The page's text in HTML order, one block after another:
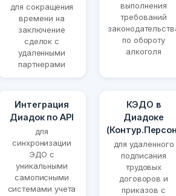
для сокращения
времени на
заключение
сделок с
удаленными
партнерами
выполнения
требований
по обороту
алкоголя
Интеграция
Диадок по API
для
синхронизации
ЭДО с
уникальными
самописными
системами учета
КЭДО в
Диадоке
для удаленного
подписания
трудовых
договоров и
приказов с